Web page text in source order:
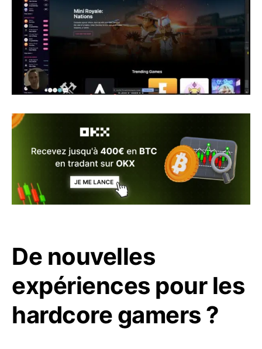
De nouvelles
expériences pour les
hardcore gamers ?